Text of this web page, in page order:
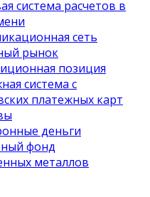
система расчетов в
сеть
рынок
позиция
система с
платежных карт
деньги
фонд
металлов